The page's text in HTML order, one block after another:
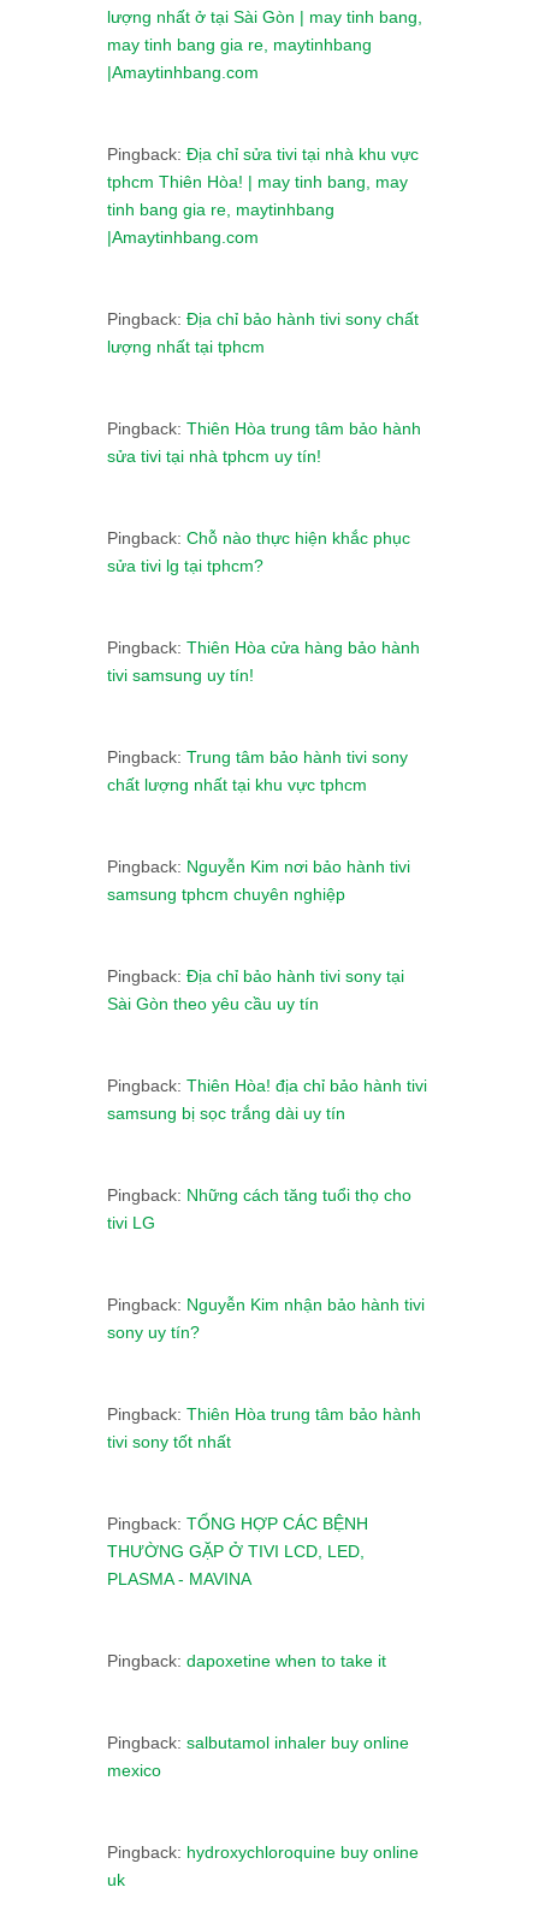
lượng nhất ở tại Sài Gòn | may tinh bang,
may tinh bang gia re, maytinhbang
|Amaytinhbang.com
Pingback: Địa chỉ sửa tivi tại nhà khu vực
tphcm Thiên Hòa! | may tinh bang, may
tinh bang gia re, maytinhbang
|Amaytinhbang.com
Pingback: Địa chỉ bảo hành tivi sony chất
lượng nhất tại tphcm
Pingback: Thiên Hòa trung tâm bảo hành
sửa tivi tại nhà tphcm uy tín!
Pingback: Chỗ nào thực hiện khắc phục
sửa tivi lg tại tphcm?
Pingback: Thiên Hòa cửa hàng bảo hành
tivi samsung uy tín!
Pingback: Trung tâm bảo hành tivi sony
chất lượng nhất tại khu vực tphcm
Pingback: Nguyễn Kim nơi bảo hành tivi
samsung tphcm chuyên nghiệp
Pingback: Địa chỉ bảo hành tivi sony tại
Sài Gòn theo yêu cầu uy tín
Pingback: Thiên Hòa! địa chỉ bảo hành tivi
samsung bị sọc trắng dài uy tín
Pingback: Những cách tăng tuổi thọ cho
tivi LG
Pingback: Nguyễn Kim nhận bảo hành tivi
sony uy tín?
Pingback: Thiên Hòa trung tâm bảo hành
tivi sony tốt nhất
Pingback: TỔNG HỢP CÁC BỆNH
THƯỜNG GẶP Ở TIVI LCD, LED,
PLASMA - MAVINA
Pingback: dapoxetine when to take it
Pingback: salbutamol inhaler buy online
mexico
Pingback: hydroxychloroquine buy online
uk